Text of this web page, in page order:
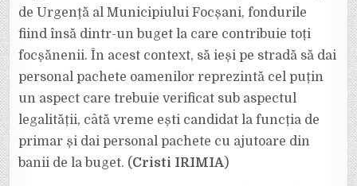
de Urgență al Municipiului Focșani, fondurile
fiind însă dintr-un buget la care contribuie toți
focșănenii. În acest context, să ieși pe stradă să dai
personal pachete oamenilor reprezintă cel puțin
un aspect care trebuie verificat sub aspectul
legalității, câtă vreme ești candidat la funcția de
primar și dai personal pachete cu ajutoare din
banii de la buget. (Cristi IRIMIA)